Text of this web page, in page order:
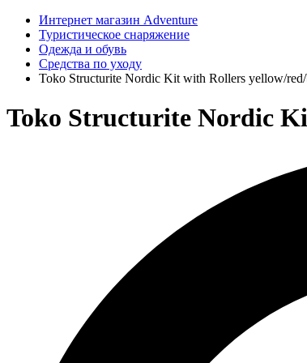
Интернет магазин Adventure
Туристическое снаряжение
Одежда и обувь
Средства по уходу
Toko Structurite Nordic Kit with Rollers yellow/
Toko Structurite Nordic